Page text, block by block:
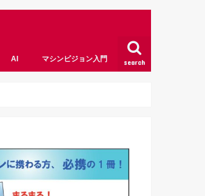
search
AI マシンビジョン入門